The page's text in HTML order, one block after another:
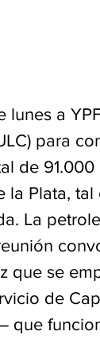
lunes a
para
de
la Plata,
La
que se
de
que